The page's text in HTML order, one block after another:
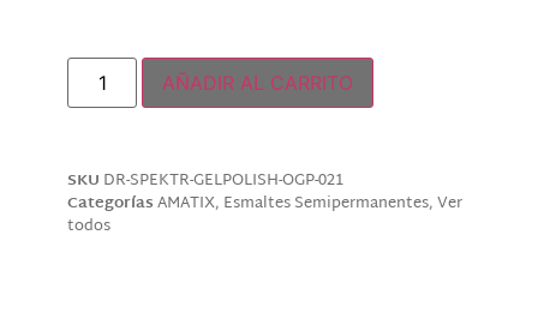
AÑADIR AL CARRITO
SKU DR-SPEKTR-GELPOLISH-OGP-021
CategoríasAMATIX, Esmaltes Semipermanentes,Ver
todos